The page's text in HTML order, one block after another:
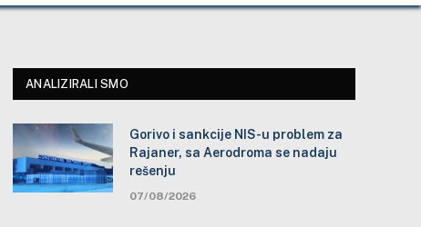
ANALIZIRALI SMO
Gorivo i sankcije NIS-u problem za
Rajaner, sa Aerodroma se nadaju
rešenju
07/08/2026